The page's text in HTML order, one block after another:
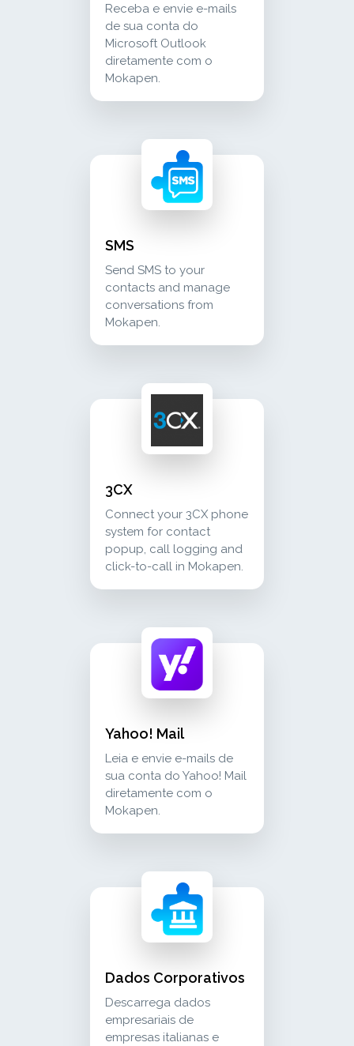
Receba e envie e-mails
de sua conta do
Microsoft Outlook
diretamente com o
Mokapen.
sms send sms to your contacts and manage
communication
SMS
Send SMS to your
contacts and manage
conversations from
Mokapen.
3cx connect your 3cx phone system for
communication
3CX
Connect your 3CX phone
system for contact
popup, call logging and
click-to-call in Mokapen.
yahoo! mail leia e envie e-mails de sua
communication
Yahoo! Mail
Leia e envie e-mails de
sua conta do Yahoo! Mail
diretamente com o
Mokapen.
dados corporativos descarrega dados
crm_sales
Dados Corporativos
Descarrega dados
empresariais de
empresas italianas e